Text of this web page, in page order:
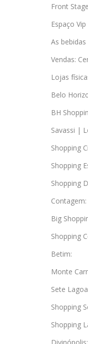
Front
Espaço
As
Vendas:
Lojas
Belo
BH
Savassi |
Shopping
Shopping
Shopping
Contagem:
Big
Shopping
Betim:
Monte
Sete
Shopping
Shopping